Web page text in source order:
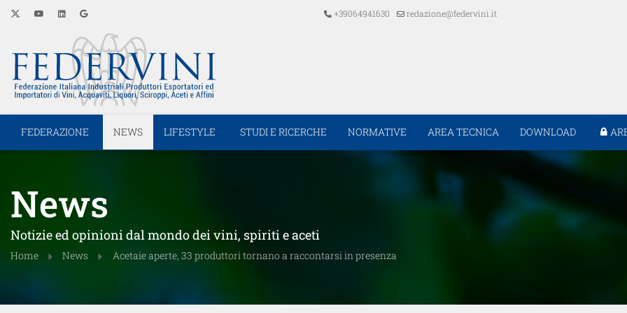
+39064941630 redazione@federvini.it
FEDERAZIONE NEWS LIFESTYLE STUDI E RICERCHE NORMATIVE AREA TECNICA DOWNLOAD
News
Notizie ed opinioni dal mondo dei vini, spiriti e aceti
Home News Acetaie aperte, 33 produttori tornano a raccontarsi in presenza